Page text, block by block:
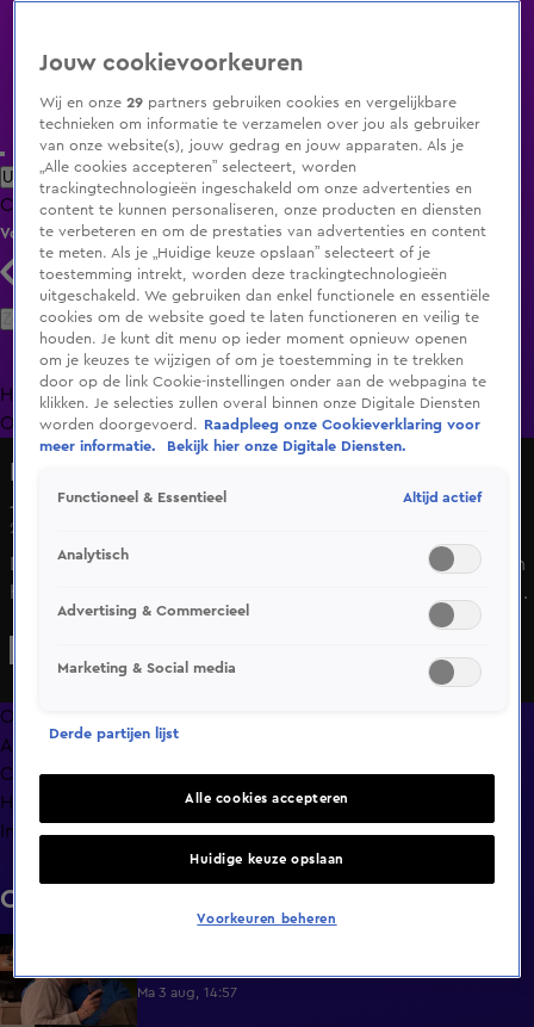
Uitzending Gemist Populaire programma's Zenders Genres
ClipsFilmsRadioSmart TV inlogShop
Volg KIJK
Zoeken
HomeUitzending Gemist Programma's De Bondgenoten
OranjezomerLivestreamsShop
Johan moet sorry zeggen!
29 okt 2024, 18:55
De 66-jarige Johan komt binnen bij de 59-jarige Eveline en
haar 2 hondjes, Levi en Baily! Ze delen vele verhalen over
familie en werk en lijken goed te klikken samen. Dan komt
Eveline roept gelijk dat Johan dat moet doen maar moet
Johan dat wel toegeven? Johan heeft het leuk en gezellig
met Eveline maar hij kijkt altijd een beetje de kat uit de
boom. Zouden Johan en Eveline de uitdaging van het
leeftijdsverschil aan kunnen?
Overzicht
Afleveringen
Clips
Hoe is het nu met?
Info
Clips
6:32
Ma 3 aug, 14:57
Jouw cookievoorkeuren
Wij en onze29 partners gebruiken cookies en vergelijkbare
technieken om informatie te verzamelen over jou als gebruiker
van onze website(s), jouw gedrag en jouw apparaten. Als je
„Alle cookies accepteren” selecteert, worden
trackingtechnologieën ingeschakeld om onze advertenties en
content te kunnen personaliseren, onze producten en diensten
te verbeteren en om de prestaties van advertenties en content
te meten. Als je „Huidige keuze opslaan” selecteert of je
toestemming intrekt, worden deze trackingtechnologieën
uitgeschakeld. We gebruiken dan enkel functionele en essentiële
cookies om de website goed te laten functioneren en veilig te
houden. Je kunt dit menu op ieder moment opnieuw openen
om je keuzes te wijzigen of om je toestemming in te trekken
door op de link Cookie-instellingen onder aan de webpagina te
klikken. Je selecties zullen overal binnen onze Digitale Diensten
worden doorgevoerd.
Raadpleeg onze Cookieverklaring voor
meer informatie.
Bekijk hier onze Digitale Diensten.
Functioneel & Essentieel Altijd actief
Analytisch
Advertising & Commercieel
Marketing & Social media
Derde partijen lijst
Alle cookies accepteren
Huidige keuze opslaan
Voorkeuren beheren